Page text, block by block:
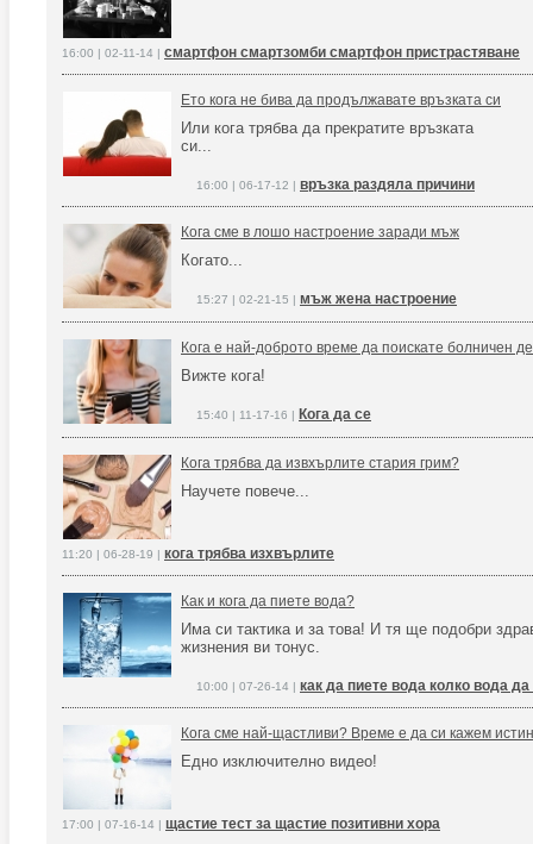
16:00 | 02-11-14 | смартфон смартзомби смартфон пристрастяване
Ето кога не бива да продължавате връзката си
Или кога трябва да прекратите връзката
си...
16:00 | 06-17-12 | връзка раздяла причини
Кога сме в лошо настроение заради мъж
Когато...
15:27 | 02-21-15 | мъж жена настроение
Кога е най-доброто време да поискате болничен
Вижте кога!
15:40 | 11-17-16 | Кога да се
Кога трябва да извхърлите стария грим?
Научете повече...
11:20 | 06-28-19 | кога трябва изхвърлите
Как и кога да пиете вода?
Има си тактика и за това! И тя ще подобри
жизнения ви тонус.
10:00 | 07-26-14 | как да пиете вода колко вода
Кога сме най-щастливи? Време е да си кажем
Едно изключително видео!
17:00 | 07-16-14 | щастие тест за щастие позитивни хора